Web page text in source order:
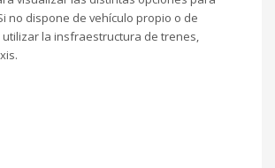
no dispone de vehículo propio o de
la insfraestructura de trenes,